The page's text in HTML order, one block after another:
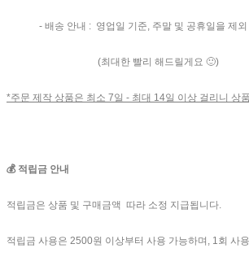
- 배송 안내 : 영업일 기준, 주말 및 공휴일을 제
(최대한 빨리 해드릴게요 🙂)
*주문 제작 상품은 최소 7일 - 최대 14일 이상 걸리니 상
💰 적립금 안내
적립금은 상품 및 구매금액 따라 소정 지급됩니다.
적립금 사용은 2500원 이상부터 사용 가능하며, 1회 사